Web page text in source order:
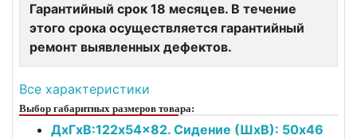
Гарантийный срок 18 месяцев. В течение
этого срока осуществляется гарантийный
ремонт выявленных дефектов.
Все характеристики
Выбор габаритных размеров товара:
ДxГxВ:122x54x82. Сидение (ШxВ): 50x46